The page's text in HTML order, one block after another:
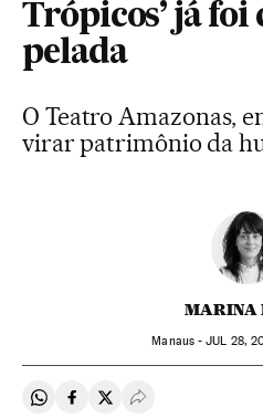
Trópicos’ já foi
pelada
O Teatro Amazonas,
virar patrimônio da
MARINA
Manaus -JUL 28,
Compartir en Whatsapp
Compartir en Facebook
Compartir en Twitter
Desplegar